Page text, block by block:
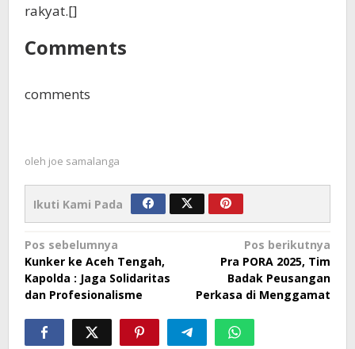
rakyat.[]
Comments
comments
oleh joe samalanga
Ikuti Kami Pada
Navigasi
pos
Pos sebelumnya
Kunker ke Aceh Tengah,
Kapolda : Jaga Solidaritas
dan Profesionalisme
Pos berikutnya
Pra PORA 2025, Tim
Badak Peusangan
Perkasa di Menggamat